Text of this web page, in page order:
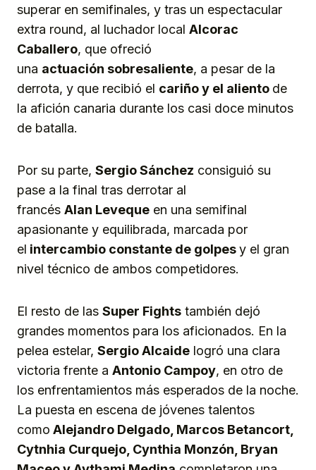
superar en semifinales, y tras un espectacular
extra round, al luchador local Alcorac
Caballero, que ofreció
una actuación sobresaliente, a pesar de la
derrota, y que recibió el cariño y el aliento de
la afición canaria durante los casi doce minutos
de batalla.
Por su parte, Sergio Sánchez consiguió su
pase a la final tras derrotar al
francés Alan Leveque en una semifinal
apasionante y equilibrada, marcada por
el intercambio constante de golpesy el gran
nivel técnico de ambos competidores.
El resto de las Super Fights también dejó
grandes momentos para los aficionados. En la
pelea estelar, Sergio Alcaide logró una clara
victoria frente a Antonio Campoy, en otro de
los enfrentamientos más esperados de la noche.
La puesta en escena de jóvenes talentos
como Alejandro Delgado, Marcos Betancort,
Cytnhia Curquejo, Cynthia Monzón, Bryan